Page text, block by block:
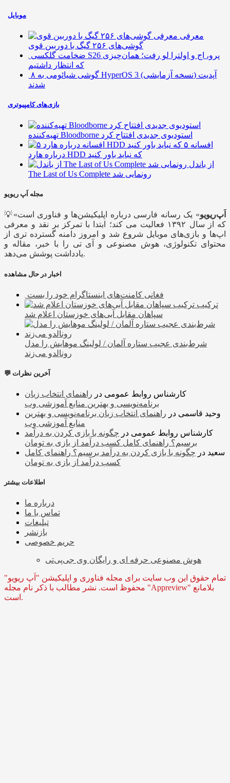
موبایل
معرفی
گوشی‌های ۲۵۶ گیگ با دوربین قوی
ضخامت گلکسی S26 پرو، اج و اولترا لو رفت؛ همان‌چیزی
که انتظار داشتیم
۸ گوشی شیائومی به HyperOS 3 (نسخه آزمایشی) آپدیت
شدند
بازی‌های کامپیوتری
تهیه‌کننده Bloodborne استودیوی جدیدی افتتاح کرد
۵ افسانه
درباره هارد HDD که نباید باور کنید
از باندل
The Last of Us Complete رونمایی شد
مجله اَپ ریویو
💡« اَپ‌ریویو» یک رسانه فارسی درباره اپلیکیشن‌ها و فناوری است
که از سال ۱۳۹۲ فعالیت می کند؛ ابتدا با تمرکز بر نقد و معرفی
اپ‌ها و بازی‌های موبایل شروع شد و امروز دامنه گسترده تری از
محتوای تکنولوژی، هوش مصنوعی و آی تی را با خبر، مقاله و
یادداشت پوشش می‌دهد.
اخبار در حال مشاهده
فغانی کامنت‌های اینستاگرام خود را بست
ترکیب
سپاهان مقابل آبی‌های خوزستان اعلام شد
شرط‌بندی عجیب ستاره آلمان / لولینگ موهایش را مدل
رونالدو می‌زند
💬 آخرین نظرات
کارشناس روابط عمومی در راهنمای انتخاب زبان
برنامه‌نویسی و بهترین منابع آموزشی وب
وحید قاسمی در راهنمای انتخاب زبان برنامه‌نویسی و بهترین
منابع آموزشی وب
کارشناس روابط عمومی در چگونه با بازی کردن به درآمد
برسیم؟ راهنمای کامل کسب درآمد از بازی به تومان
سعید در چگونه با بازی کردن به درآمد برسیم؟ راهنمای کامل
کسب درآمد از بازی به تومان
اطلاعات بیشتر
درباره ما
تماس با ما
تبلیغات
بازنشر
حریم خصوصی
هوش مصنوعی حرفه ای و رایگان وی جی‌پی‌تی
تمام حقوق این وب سایت برای مجله فناوری و اپلیکیشن "اَپ ریویو"
محفوظ است. نشر مطالب با ذکر نام مجله "Appreview" بلامانع
است.